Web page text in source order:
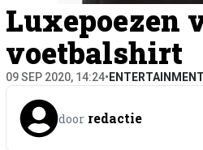
Luxepoezen
voetbalshirt
09 SEP 2020, 14:24• ENTERTAINMENT
door redactie